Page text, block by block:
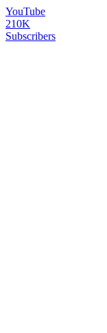
YouTube
210K
Subscribers